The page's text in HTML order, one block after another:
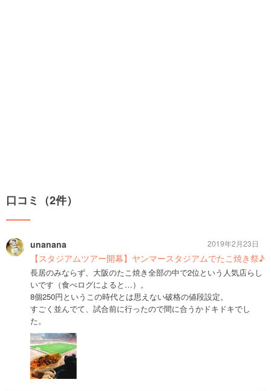
口コミ（2件）
unanana
【スタジアムツアー開幕】ヤンマースタジアムでたこ焼き祭♪
長居のみならず、大阪のたこ焼き全部の中で2位という人気店らし
いです（食べログによると…）。
8個250円というこの時代とは思えない破格の値段設定。
すごく並んでて、試合前に行ったので間に合うかドキドキでし
た。
2019年2月23日